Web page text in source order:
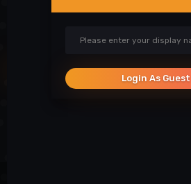
Login As Guest
SOCIALINIAI TINKLAI